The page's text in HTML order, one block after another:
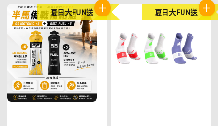
夏日大FUN送 夏日大FUN送